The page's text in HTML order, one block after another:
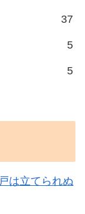
37
5
5
は立てられぬ